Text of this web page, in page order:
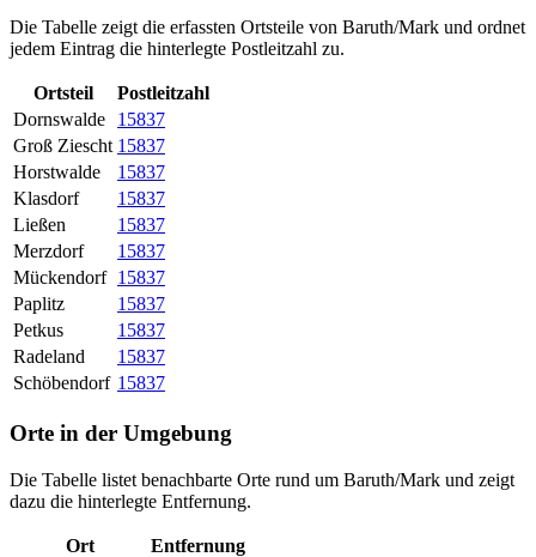
Die Tabelle zeigt die erfassten Ortsteile von Baruth/Mark und ordnet
jedem Eintrag die hinterlegte Postleitzahl zu.
Ortsteil
Postleitzahl
Dornswalde
15837
Groß Ziescht 15837
Horstwalde
15837
Klasdorf
15837
Ließen
15837
Merzdorf
15837
Mückendorf 15837
Paplitz
15837
Petkus
15837
Radeland
15837
Schöbendorf 15837
Orte in der Umgebung
Die Tabelle listet benachbarte Orte rund um Baruth/Mark und zeigt
dazu die hinterlegte Entfernung.
Ort
Entfernung